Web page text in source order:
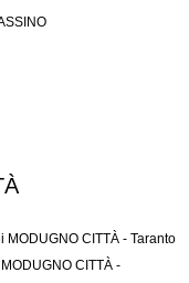
MODUGNO CITTÀ - Taranto
CITTÀ -